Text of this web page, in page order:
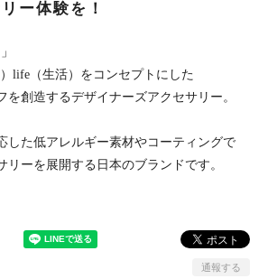
ー体験を！
life（生活）をコンセプトにした
を創造するデザイナーズアクセサリー。
した低アレルギー素材やコーティングで
リーを展開する日本のブランドです。
通報する